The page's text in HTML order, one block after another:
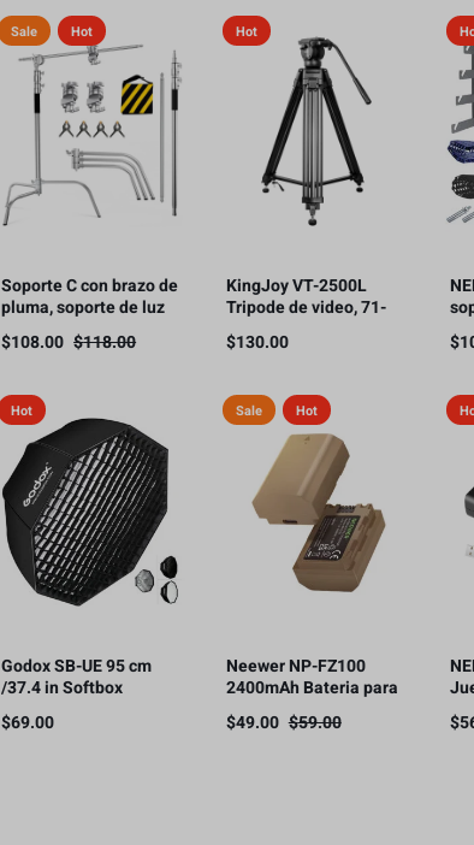
HDMI, 300m
Sale Hot
Soporte C con brazo de
pluma, soporte de luz
para fotografía, 3.3 m,
10 kg de carga（Este
gastos de envío.）
$118.00
$108.00
Hot
KingJoy VT-2500L
Tripode de video, 71-
180cm, soporte de
carga 11kg.
$130.00 $
Hot
Godox SB-UE 95 cm
/37.4 in Softbox
Paraguas Octágono
Bowens Mount, con
$69.00
Sale Hot
Neewer NP-FZ100
2400mAh Bateria para
Sony
$59.00
$49.00 $